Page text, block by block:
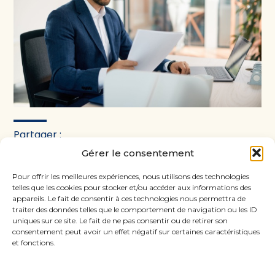
Gérer le consentement
Pour offrir les meilleures expériences, nous utilisons des technologies
telles que les cookies pour stocker et/ou accéder aux informations des
appareils. Le fait de consentir à ces technologies nous permettra de
traiter des données telles que le comportement de navigation ou les ID
uniques sur ce site. Le fait de ne pas consentir ou de retirer son
consentement peut avoir un effet négatif sur certaines caractéristiques
et fonctions.
Partager :
FaceBook
TwitterLinkedIn